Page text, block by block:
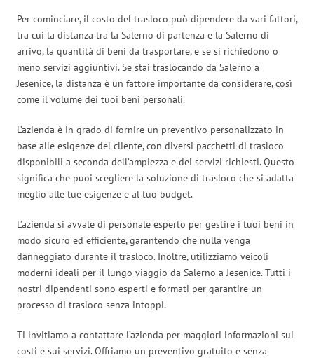
Per cominciare, il costo del trasloco può dipendere da vari fattori,
tra cui la distanza tra la Salerno di partenza e la Salerno di
arrivo, la quantità di beni da trasportare, e se si richiedono o
meno servizi aggiuntivi. Se stai traslocando da Salerno a
Jesenice, la distanza è un fattore importante da considerare, così
come il volume dei tuoi beni personali.
L’azienda è in grado di fornire un preventivo personalizzato in
base alle esigenze del cliente, con diversi pacchetti di trasloco
disponibili a seconda dell’ampiezza e dei servizi richiesti. Questo
significa che puoi scegliere la soluzione di trasloco che si adatta
meglio alle tue esigenze e al tuo budget.
L’azienda si avvale di personale esperto per gestire i tuoi beni in
modo sicuro ed efficiente, garantendo che nulla venga
danneggiato durante il trasloco. Inoltre, utilizziamo veicoli
moderni ideali per il lungo viaggio da Salerno a Jesenice. Tutti i
nostri dipendenti sono esperti e formati per garantire un
processo di trasloco senza intoppi.
Ti invitiamo a contattare l’azienda per maggiori informazioni sui
costi e sui servizi. Offriamo un preventivo gratuito e senza